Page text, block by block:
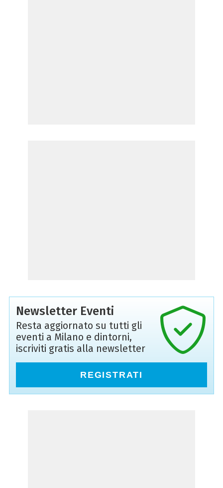
Newsletter Eventi
Resta aggiornato su tutti gli
eventi a Milano e dintorni,
iscriviti gratis alla newsletter
REGISTRATI